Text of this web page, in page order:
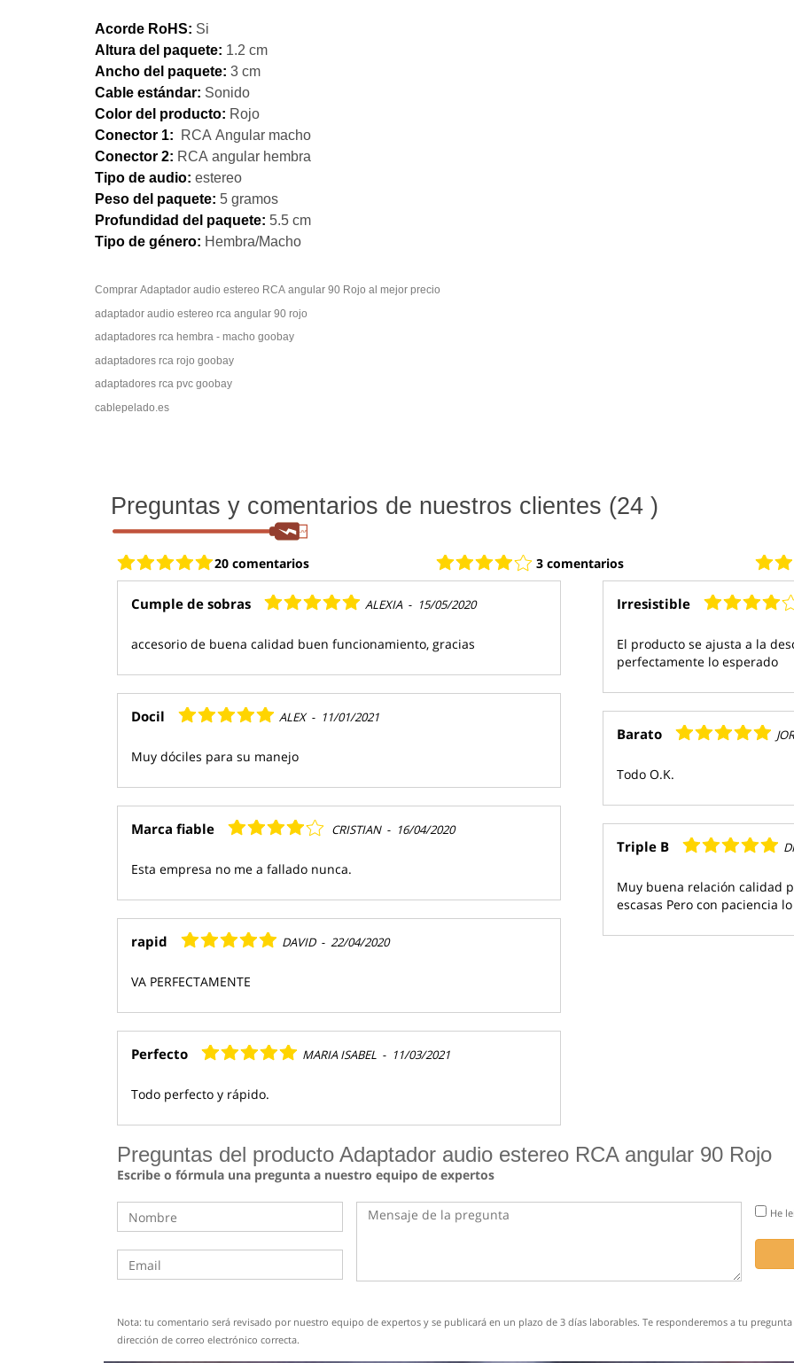
Acorde RoHS: Si
Altura del paquete: 1.2 cm
Ancho del paquete: 3 cm
Cable estándar: Sonido
Color del producto: Rojo
Conector 1:
RCA Angular macho
Conector 2: RCA angular hembra
Tipo de audio: estereo
Peso del paquete: 5 gramos
Profundidad del paquete: 5.5 cm
Tipo de género: Hembra/Macho
Comprar Adaptador audio estereo RCA angular 90 Rojo al mejor precio
adaptador audio estereo rca angular 90 rojo
adaptadores rca hembra - macho goobay
adaptadores rca rojo goobay
adaptadores rca pvc goobay
cablepelado.es
Preguntas y comentarios de nuestros clientes (24 )
20 comentarios 3 comentarios
Cumple de sobras ALEXIA - 15/05/2020
accesorio de buena calidad buen funcionamiento, gracias
Docil ALEX - 11/01/2021
Muy dóciles para su manejo
Marca fiable CRISTIAN - 16/04/2020
Esta empresa no me a fallado nunca.
rapid DAVID - 22/04/2020
VA PERFECTAMENTE
Perfecto MARIA ISABEL - 11/03/2021
Todo perfecto y rápido.
Irresistible
El producto se ajusta a la
perfectamente lo esperado
Barato
Todo O.K.
Triple B
Muy buena relación calidad
escasas Pero con paciencia
Preguntas del producto Adaptador audio estereo RCA angular 90 Rojo
Escribe o fórmula una pregunta a nuestro equipo de expertos
He
Nota: tu comentario será revisado por nuestro equipo de expertos y se publicará en un plazo de 3 días laborables. Te responderemos a tu
dirección de correo electrónico correcta.